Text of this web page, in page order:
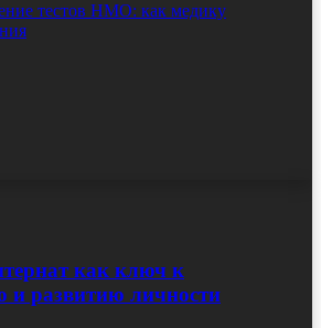
как ключ к
и развитию личности